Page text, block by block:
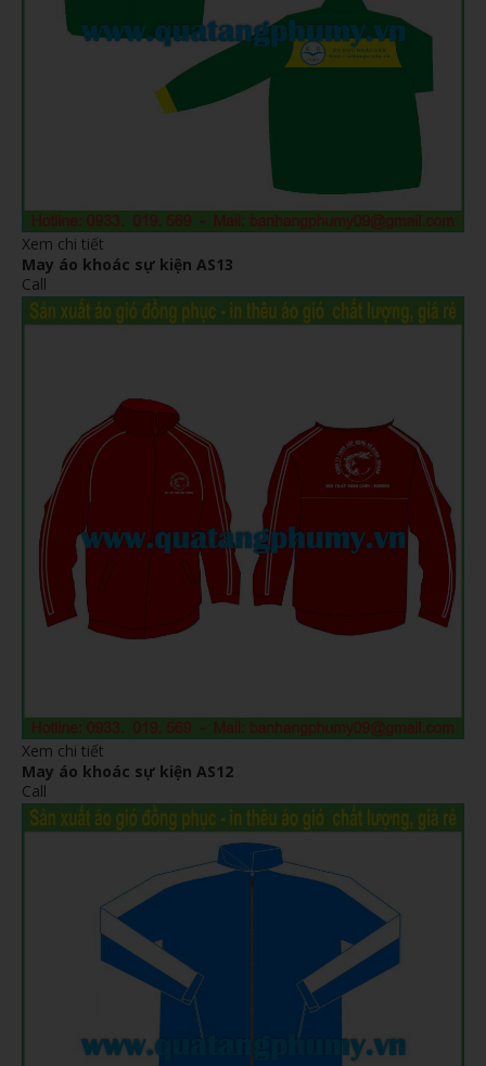
Xem chi tiết
May áo khoác sự kiện AS13
Call
Xem chi tiết
May áo khoác sự kiện AS12
Call